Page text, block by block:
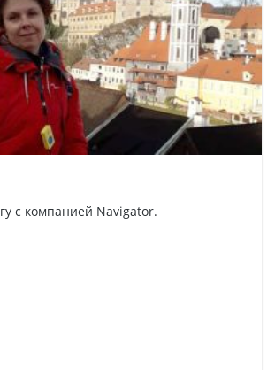
с компанией Navigator.